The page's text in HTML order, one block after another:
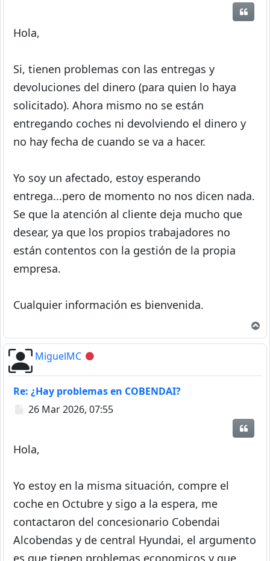
Hola,
Si, tienen problemas con las entregas y
devoluciones del dinero (para quien lo haya
solicitado). Ahora mismo no se están
entregando coches ni devolviendo el dinero y
no hay fecha de cuando se va a hacer.
Yo soy un afectado, estoy esperando
entrega...pero de momento no nos dicen nada.
Se que la atención al cliente deja mucho que
desear, ya que los propios trabajadores no
están contentos con la gestión de la propia
empresa.
Cualquier información es bienvenida.
MiguelMC Desconectado
Re: ¿Hay problemas en COBENDAI?
Mensaje
26 Mar 2026, 07:55
Hola,
Yo estoy en la misma situación, compre el
coche en Octubre y sigo a la espera, me
contactaron del concesionario Cobendai
Alcobendas y de central Hyundai, el argumento
es que tienen problemas economicos y que